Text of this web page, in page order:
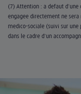
(7) Attention : à défaut d'une
engagée directement ne
médico-sociale (suivi sur
dans le cadre d'un